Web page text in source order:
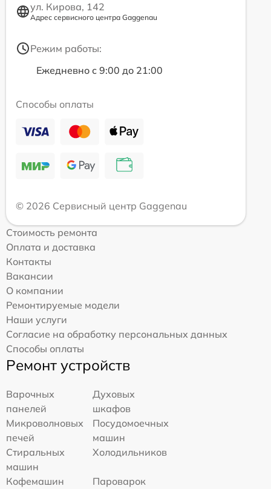
ул. Кирова, 142
Адрес сервисного центра Gaggenau
Режим работы:
Ежедневно с 9:00 до 21:00
Способы оплаты
© 2026 Сервисный центр Gaggenau
Стоимость ремонта
Оплата и доставка
Контакты
Вакансии
О компании
Ремонтируемые модели
Наши услуги
Согласие на обработку персональных данных
Способы оплаты
Ремонт устройств
Варочных
панелей
Духовых
шкафов
Микроволновых
печей
Посудомоечных
машин
Стиральных
машин
Холодильников
Кофемашин
Пароварок